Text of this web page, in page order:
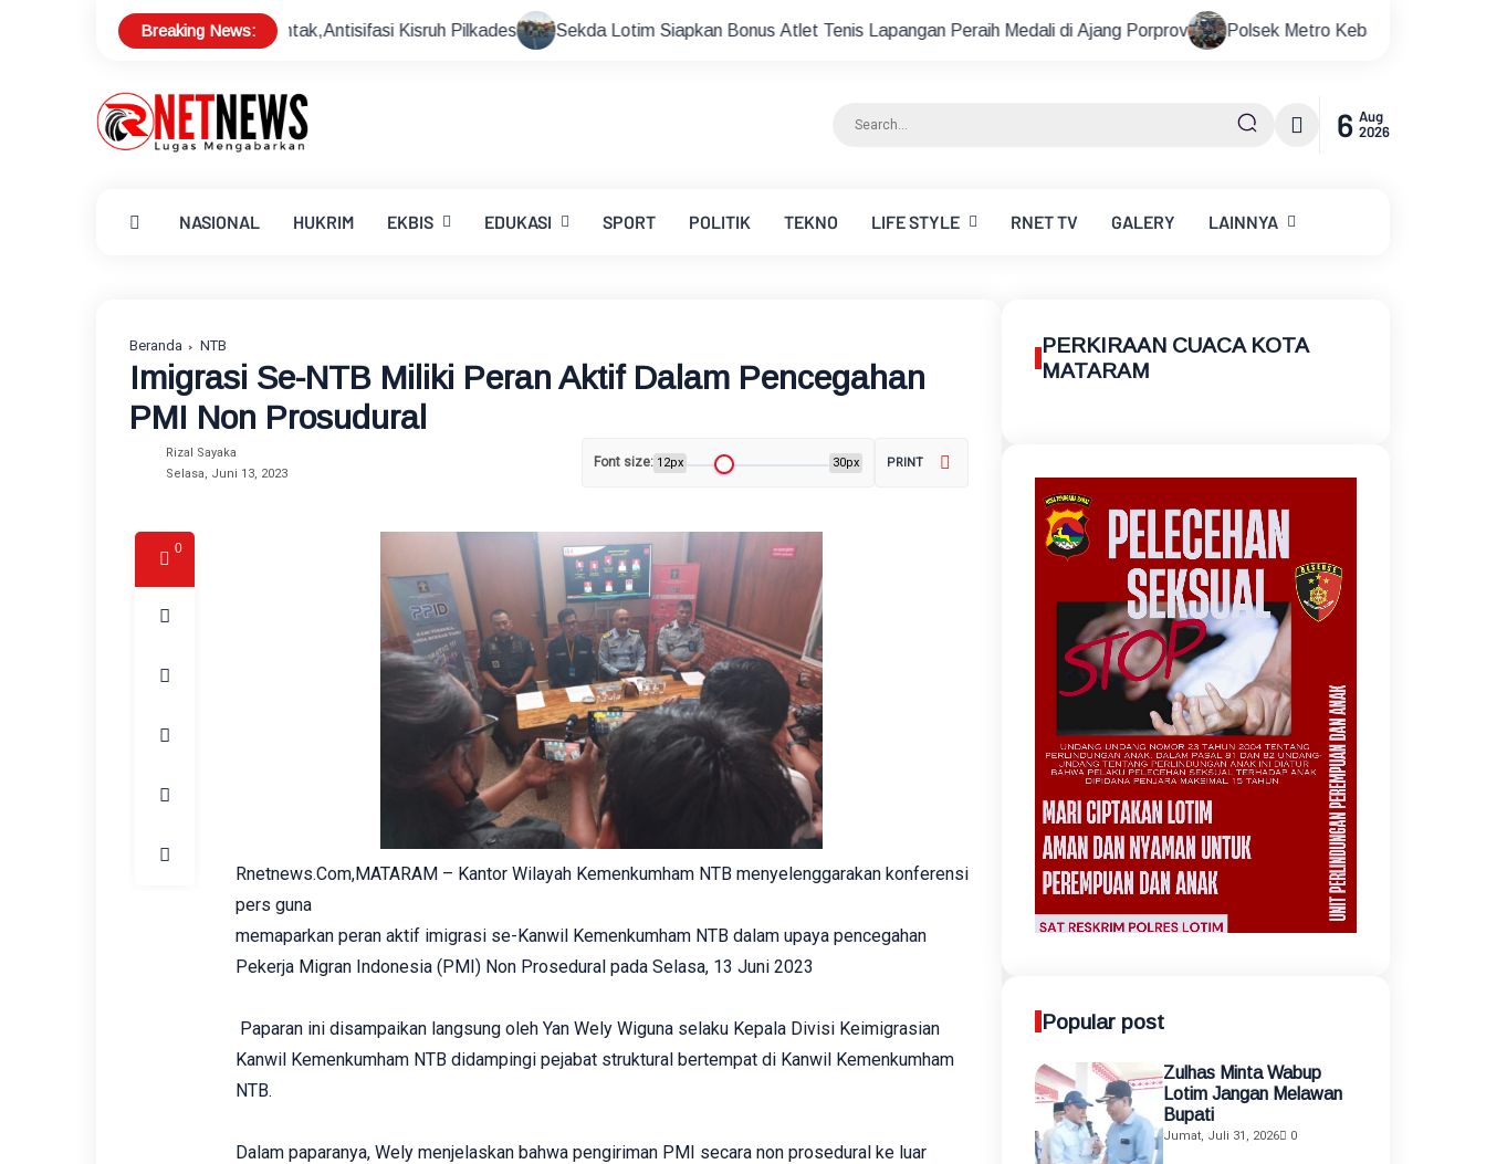
Breaking News:
Pilkades Serentak,Antisifasi Kisruh Pilkades Sekda Lotim Siapkan Bonus Atlet Tenis Lapangan Peraih Medali di Ajang Porprov Polsek Metro Kebayoran Baru Gelar Nobar Piala
6 Aug
2026
NASIONAL HUKRIM EKBIS EDUKASI SPORT POLITIK TEKNO LIFE STYLE RNETTV GALERY LAINNYA
Beranda NTB
Imigrasi Se-NTB Miliki Peran Aktif Dalam Pencegahan
PMI Non Prosudural
Rizal Sayaka
Selasa, Juni 13, 2023
Font size: 12px 30px PRINT
0
Rnetnews.Com,MATARAM – Kantor Wilayah Kemenkumham NTB menyelenggarakan konferensi
pers guna
memaparkan peran aktif imigrasi se-Kanwil Kemenkumham NTB dalam upaya pencegahan
Pekerja Migran Indonesia (PMI) Non Prosedural pada Selasa, 13 Juni 2023
Paparan ini disampaikan langsung oleh Yan Wely Wiguna selaku Kepala Divisi Keimigrasian
Kanwil Kemenkumham NTB didampingi pejabat struktural bertempat di Kanwil Kemenkumham
NTB.
Dalam paparanya, Wely menjelaskan bahwa pengiriman PMI secara non prosedural ke luar
PERKIRAAN CUACA KOTA
MATARAM
Popular post
Zulhas Minta Wabup
Lotim Jangan Melawan
Bupati
Jumat, Juli 31, 2026 0